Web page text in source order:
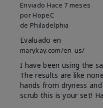
Enviado Hace 7 meses
por HopeC
de Philadelphia
Evaluado en
marykay.com/en-us/
I have been using the
The results are like
hands from dryness
scrub this is your set!